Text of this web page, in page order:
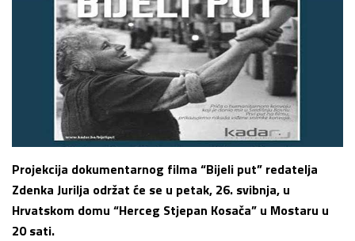
Projekcija dokumentarnog filma “Bijeli put” redatelja
Zdenka Jurilja održat će se u petak, 26. svibnja, u
Hrvatskom domu “Herceg Stjepan Kosača” u Mostaru u
20 sati.